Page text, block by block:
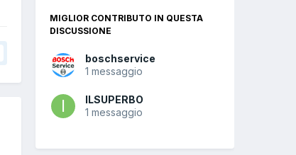
MIGLIOR CONTRIBUTO IN QUESTA
DISCUSSIONE
boschservice
1 messaggio
ILSUPERBO
1 messaggio